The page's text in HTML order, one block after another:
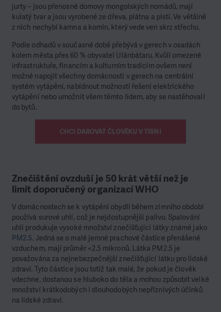
jurty – jsou přenosné domovy mongolských nomádů, mají
kulatý tvar a jsou vyrobené ze dřeva, plátna a plsti. Ve většině
z nich nechybí kamna a komín, který vede ven skrz střechu.
Podle odhadů v současné době přebývá v gerech v osadách
kolem města přes 60 % obyvatel Ulánbátaru. Kvůli omezené
infrastruktuře, financím a kulturním tradicím ovšem není
možné napojit všechny domácnosti v gerech na centrální
systém vytápění, nabídnout možnosti řešení elektrického
vytápění nebo umožnit všem těmto lidem, aby se nastěhovali
do bytů.
CHCI DAROVAT ČLOVĚKU V TÍSNI
Znečištění ovzduší je 50 krát větší než je
limit doporučený organizací WHO
V domácnostech se k vytápění obydlí během zimního období
používá surové uhlí, což je nejdostupnější palivo. Spalování
uhlí produkuje vysoké množství znečišťující látky známé jako
PM2.5. Jedná se o malé jemné prachové částice přenášené
vzduchem, mají průměr <2.5 mikronů. Látka PM2.5 je
považována za nejnebezpečnější znečišťující látku pro lidské
zdraví. Tyto částice jsou totiž tak malé, že pokud je člověk
vdechne, dostanou se hluboko do těla a mohou způsobit velké
množství krátkodobých i dlouhodobých nepříznivých účinků
na lidské zdraví.